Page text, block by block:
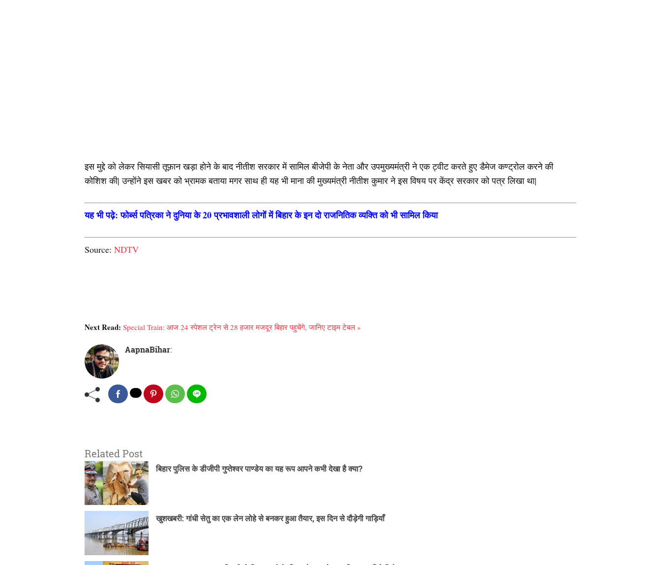
इस मुद्दे को लेकर सियासी तूफ़ान खड़ा होने के बाद नीतीश सरकार में सामिल बीजेपी के नेता और उपमुख्यमंत्री ने एक ट्वीट करते हुए डैमेज कण्ट्रोल करने की
कोशिश की| उन्होंने इस खबर को भ्रामक बताया मगर साथ ही यह भी माना की मुख्यमंत्री नीतीश कुमार ने इस विषय पर केंद्र सरकार को पत्र लिखा था|
यह भी पढ़े: फोर्ब्स पत्रिका ने दुनिया के 20 प्रभावशाली लोगों में बिहार के इन दो राजनितिक व्यक्ति को भी सामिल किया
Source: NDTV
Next Read: Special Train: आज 24 स्पेशल ट्रेन से 28 हजार मजदूर बिहार पहुचेंगे, जानिए टाइम टेबल »
AapnaBihar:
Related Post
बिहार पुलिस के डीजीपी गुप्तेश्वर पाण्डेय का यह रूप आपने कभी देखा है क्या?
खुशखबरी: गांधी सेतु का एक लेन लोहे से बनकर हुआ तैयार, इस दिन से दौड़ेगी गाड़ियाँ